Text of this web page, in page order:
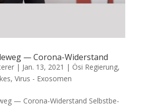
— Corona-Widerstand
| Jan. 13, 2021 | Ösi Regierung,
, Virus - Exosomen
— Corona-Widerstand Selbst­be­